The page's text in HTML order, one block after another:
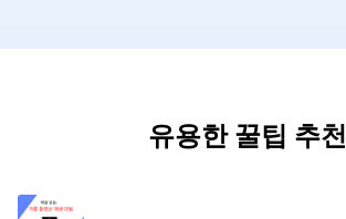
유용한 꿀팁 추천